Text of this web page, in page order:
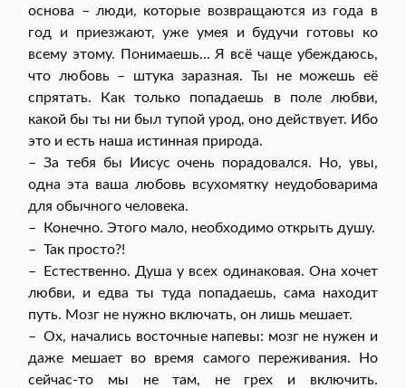
основа – люди, которые возвращаются из года в
год и приезжают, уже умея и будучи готовы ко
всему этому. Понимаешь… Я всё чаще убеждаюсь,
что любовь – штука заразная. Ты не можешь её
спрятать. Как только попадаешь в поле любви,
какой бы ты ни был тупой урод, оно действует. Ибо
это и есть наша истинная природа.
– За тебя бы Иисус очень порадовался. Но, увы,
одна эта ваша любовь всухомятку неудобоварима
для обычного человека.
– Конечно. Этого мало, необходимо открыть душу.
– Так просто?!
– Естественно. Душа у всех одинаковая. Она хочет
любви, и едва ты туда попадаешь, сама находит
путь. Мозг не нужно включать, он лишь мешает.
– Ох, начались восточные напевы: мозг не нужен и
даже мешает во время самого переживания. Но
сейчас-то мы не там, не грех и включить.